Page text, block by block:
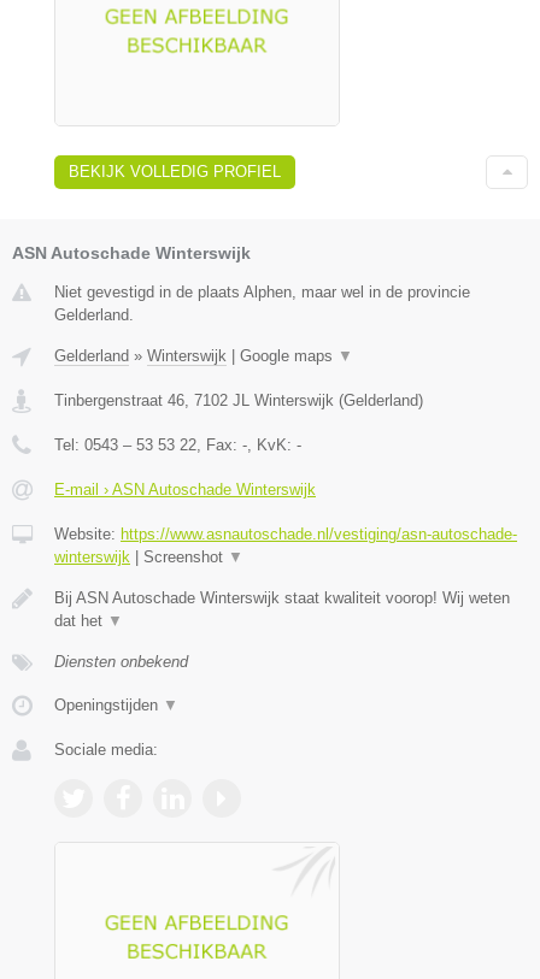
BEKIJK VOLLEDIG PROFIEL
ASN Autoschade Winterswijk
Niet gevestigd in de plaats Alphen, maar wel in de provincie
Gelderland.
Gelderland » Winterswijk | Google maps ▼
Tinbergenstraat 46 7102 JL Winterswijk (Gelderland)
Tel: 0543 – 53 53 22 , Fax: - , KvK: -
E-mail › ASN Autoschade Winterswijk
Website: https://www.asnautoschade.nl/vestiging/asn-autoschade-
winterswijk | Screenshot ▼
Bij ASN Autoschade Winterswijk staat kwaliteit voorop! Wij weten
dat het ▼
Diensten onbekend
Openingstijden ▼
Sociale media: